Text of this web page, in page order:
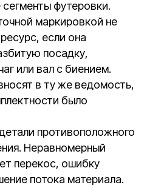
футеровки.
маркировкой не
если она
посадку,
или вал с биением.
в ту же ведомость,
было
противоположного
Неравномерный
перекос, ошибку
потока материала.